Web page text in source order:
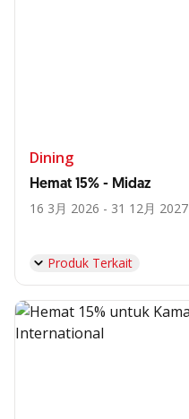
Dining
Hemat 15% - Midaz
16 3月 2026 - 31 12月 2027
Produk Terkait